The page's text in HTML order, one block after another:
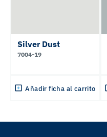
Silver Dust
7004-19
Añadir ficha al carrito